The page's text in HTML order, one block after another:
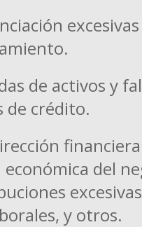
de activos y
de crédito.
del
y otros.